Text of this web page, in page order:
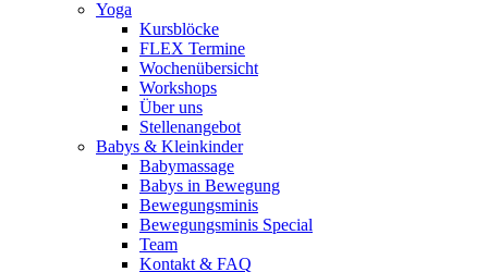
Yoga
Kursblöcke
FLEX Termine
Wochenübersicht
Workshops
Über uns
Stellenangebot
Babys & Kleinkinder
Babymassage
Babys in Bewegung
Bewegungsminis
Bewegungsminis Special
Team
Kontakt & FAQ